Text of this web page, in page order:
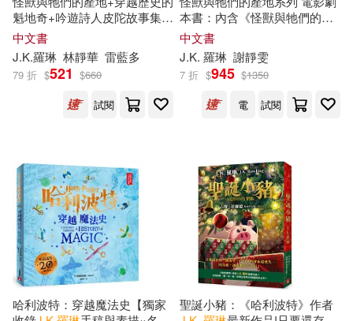
[英]海倫·布雷迪(1)
洛凜著(1) 約翰‧帝夫尼(1)
肖悅(1) 辛．史密斯(1)
（美）喬迪·瑞文森(1)
魁地奇+吟遊詩人皮陀故事集
【霍格華茲圖書館全新插畫
版】
中文書
J.K.羅琳 林靜華 雷藍多
79 折 $521 $660
試閱
本書：內含《怪獸與牠們的產
地》《怪獸與葛林戴華德的罪
行》《怪獸與鄧不利多的秘
密》電影劇本+繁體中文版獨家
贈送「怪獸出沒注意貼紙」
【首刷限定珍藏套書】
中文書
J.K. 羅琳 謝靜雯
7 折 $945 $1350
電
試閱
哈利波特：穿越魔法史【獨家
聖誕小豬：《哈利波特》作者